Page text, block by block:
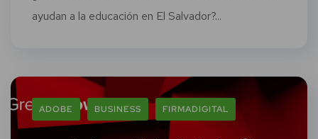
ayudan a la educación en El Salvador?...
ADOBE BUSINESS FIRMADIGITAL